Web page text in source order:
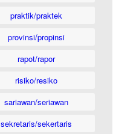
praktik/praktek
provinsi/propinsi
rapot/rapor
risiko/resiko
sariawan/seriawan
sekretaris/sekertaris